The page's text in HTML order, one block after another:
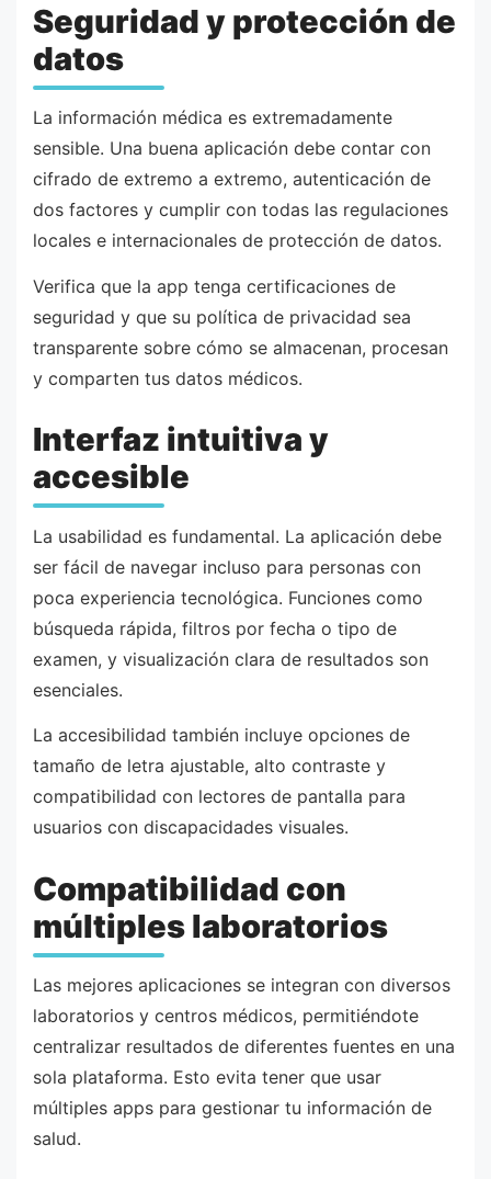
Seguridad y protección de
datos
La información médica es extremadamente
sensible. Una buena aplicación debe contar con
cifrado de extremo a extremo, autenticación de
dos factores y cumplir con todas las regulaciones
locales e internacionales de protección de datos.
Verifica que la app tenga certificaciones de
seguridad y que su política de privacidad sea
transparente sobre cómo se almacenan, procesan
y comparten tus datos médicos.
Interfaz intuitiva y
accesible
La usabilidad es fundamental. La aplicación debe
ser fácil de navegar incluso para personas con
poca experiencia tecnológica. Funciones como
búsqueda rápida, filtros por fecha o tipo de
examen, y visualización clara de resultados son
esenciales.
La accesibilidad también incluye opciones de
tamaño de letra ajustable, alto contraste y
compatibilidad con lectores de pantalla para
usuarios con discapacidades visuales.
Compatibilidad con
múltiples laboratorios
Las mejores aplicaciones se integran con diversos
laboratorios y centros médicos, permitiéndote
centralizar resultados de diferentes fuentes en una
sola plataforma. Esto evita tener que usar
múltiples apps para gestionar tu información de
salud.